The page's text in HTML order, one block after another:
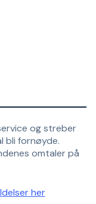
og streber
bli fornøyde.
omtaler på
her